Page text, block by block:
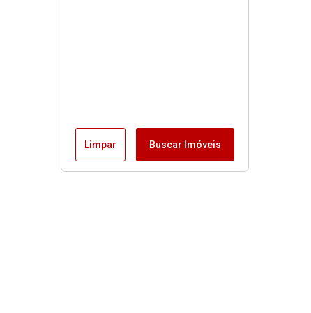
Limpar Buscar Imóveis